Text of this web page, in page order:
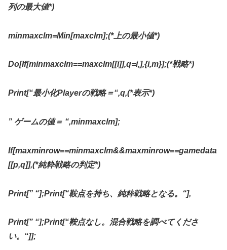
列の最大値*)
minmaxclm=Min[maxclm];(*上の最小値*)
Do[If[minmaxclm==maxclm[[i]],q=i,],{i,m}];(*戦略*)
Print[“最小化Playerの戦略＝“,q,(*表示*)
” ゲームの値＝ “,minmaxclm];
If[maxminrow==minmaxclm&&maxminrow==gamedata
[[p,q]],(*純粋戦略の判定*)
Print[” “];Print[“鞍点を持ち、純粋戦略となる。 “],
Print[” “];Print[“鞍点なし。混合戦略を調べてくださ
い。 “]];